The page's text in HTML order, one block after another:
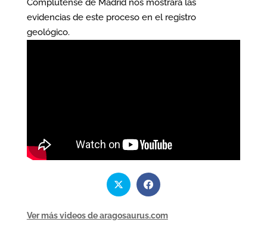
Complutense de Madrid nos mostrará las
evidencias de este proceso en el registro
geológico.
Ver más videos de aragosaurus.com